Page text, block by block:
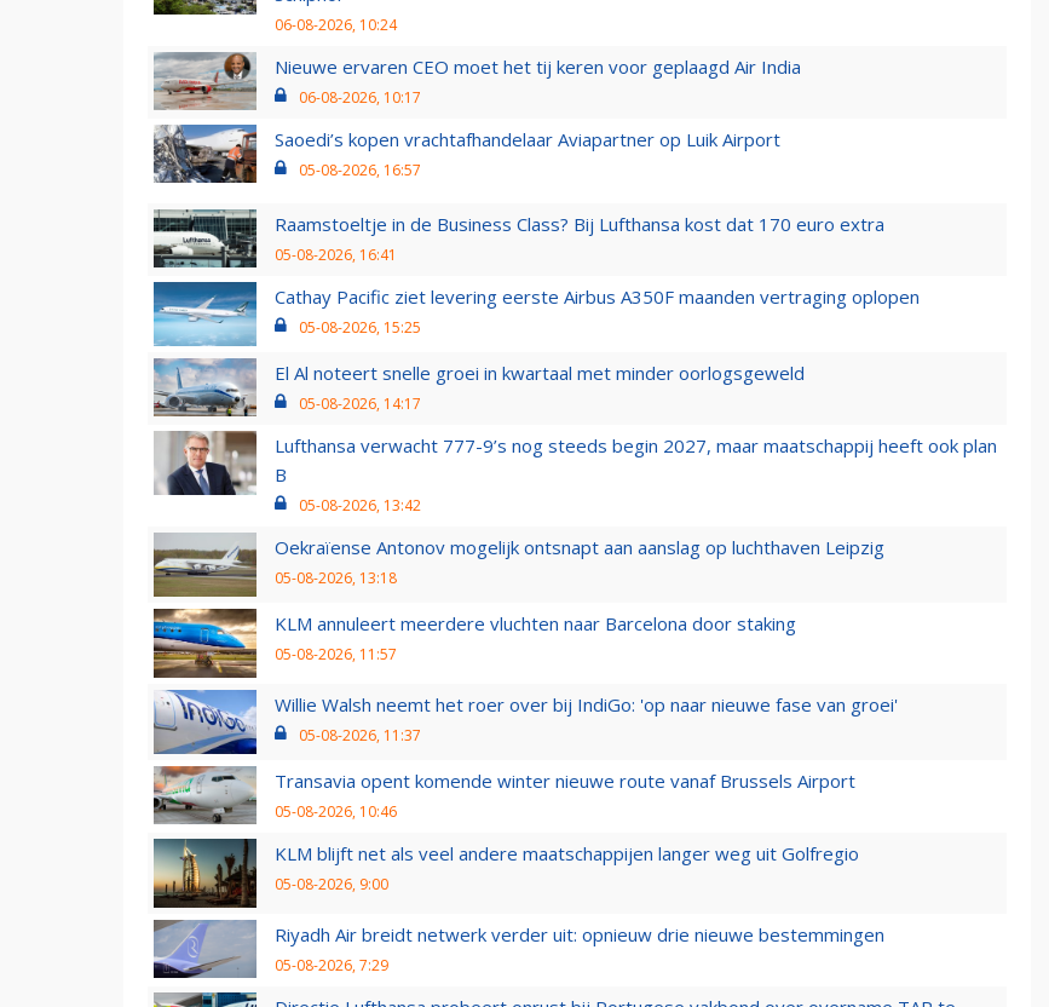
06-08-2026, 10:24
Nieuwe ervaren CEO moet het tij keren voor geplaagd Air India
06-08-2026, 10:17
Saoedi’s kopen vrachtafhandelaar Aviapartner op Luik Airport
05-08-2026, 16:57
Raamstoeltje in de Business Class? Bij Lufthansa kost dat 170 euro extra
05-08-2026, 16:41
Cathay Pacific ziet levering eerste Airbus A350F maanden vertraging oplopen
05-08-2026, 15:25
El Al noteert snelle groei in kwartaal met minder oorlogsgeweld
05-08-2026, 14:17
Lufthansa verwacht 777-9’s nog steeds begin 2027, maar maatschappij heeft ook plan
B
05-08-2026, 13:42
Oekraïense Antonov mogelijk ontsnapt aan aanslag op luchthaven Leipzig
05-08-2026, 13:18
KLM annuleert meerdere vluchten naar Barcelona door staking
05-08-2026, 11:57
Willie Walsh neemt het roer over bij IndiGo: 'op naar nieuwe fase van groei'
05-08-2026, 11:37
Transavia opent komende winter nieuwe route vanaf Brussels Airport
05-08-2026, 10:46
KLM blijft net als veel andere maatschappijen langer weg uit Golfregio
05-08-2026, 9:00
Riyadh Air breidt netwerk verder uit: opnieuw drie nieuwe bestemmingen
05-08-2026, 7:29